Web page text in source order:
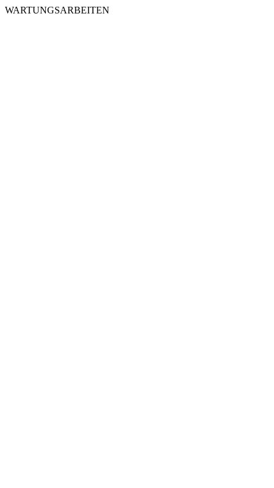
WARTUNGSARBEITEN